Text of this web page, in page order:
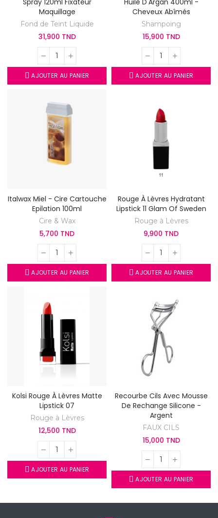
Spray 120ml Fixateur
Maquillage
Fond de Teint Liquide
31,900 TND
AJOUTER AU PANIER
Huile D'Argan 400ml -
Cheveux Abîmés
Shampoing
15,900 TND
AJOUTER AU PANIER
Italwax Miel - Cire Cartouche
Epilation 100ml
Cire & Wax
5,700 TND
AJOUTER AU PANIER
Rouge À Lèvres Hydratant
Lipstick 11 Glam Of Sweden
Rouge à Lèvres
9,900 TND
AJOUTER AU PANIER
Kolsi Rouge À Lèvres Matte
Lipstick 07
Rouge à Lèvres
12,500 TND
AJOUTER AU PANIER
Recourbe Cils Avec Mousse
De Rechange Silicone -
Argent
FAUX CILS
15,000 TND
AJOUTER AU PANIER